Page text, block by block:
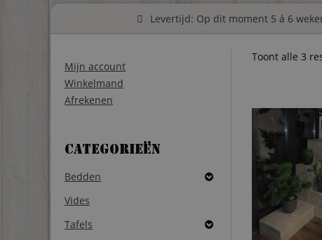
Levertijd: Op dit moment 5 á 6
Mijn account
Winkelmand
Afrekenen
Categorieën
Bedden
Vides
Tafels
Toont alle 3